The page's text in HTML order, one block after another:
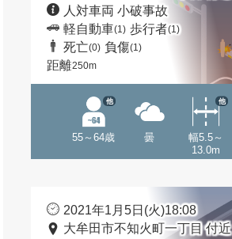
人対車両 小破事故
軽自動車(1) 歩行者(1)
死亡(0) 負傷(1)
距離250m
55～64歳
他
曇
幅5.5～
13.0m
他
2021年1月5日(火)18:08
大牟田市不知火町一丁目 付近